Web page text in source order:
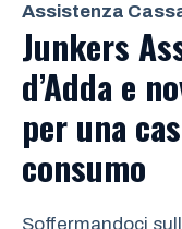
Assistenza
Junkers
d’Adda e
per una
consumo
Soffermandoci